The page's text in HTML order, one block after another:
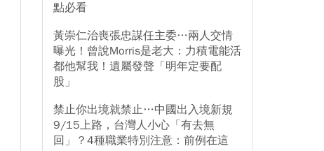
點必看
黃崇仁治喪張忠謀任主委…兩人交情
曝光！曾說Morris是老大：力積電能活
都他幫我！遺屬發聲「明年定要配
股」
禁止你出境就禁止…中國出入境新規
9/15上路，台灣人小心「有去無
回」？4種職業特別注意：前例在這